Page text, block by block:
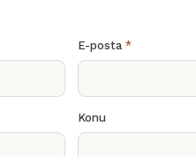
E-posta *
Konu